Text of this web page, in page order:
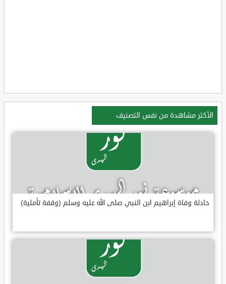
الأكثر مشاهدة من نفس التصنيف
حادثة وفاة إبراهيم ابن النبي صلى الله عليه وسلم (وقفة تأملية)